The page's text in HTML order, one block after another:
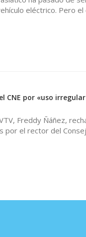
eléctrico. Pero el
CNE por «uso
Freddy Ñáñez,
por el rector del